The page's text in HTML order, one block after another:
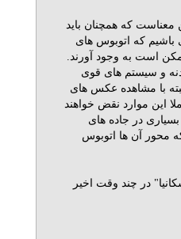
معناست که همچنان باید
باشیم که اتوبوس های
است به وجود آورند.
و سیستم های قوی
با مشاهده عکس های
این موارد نقض خواهند
در جاده های
محور آن ها اتوبوس
در چند وقت اخیر